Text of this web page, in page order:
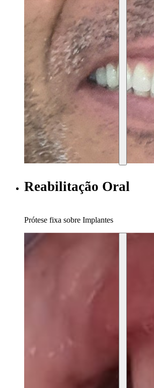
Reabilitação Oral
Prótese fixa sobre Implantes